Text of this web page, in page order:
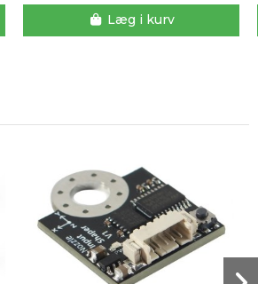
Læg i kurv